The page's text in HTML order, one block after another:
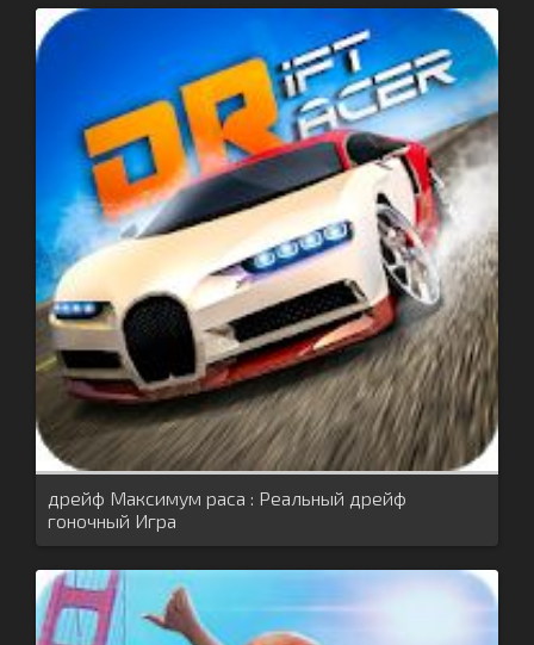
дрейф Максимум раса : Реальный дрейф
гоночный Игра